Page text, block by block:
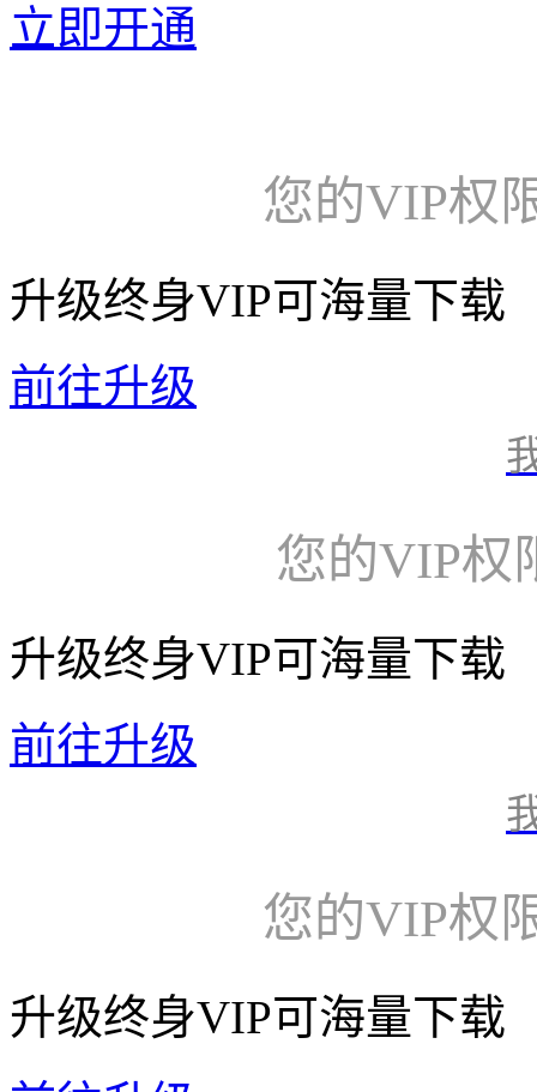
立即开通
您的VIP权
升级终身VIP可海量下载
前往升级
您的VIP权
升级终身VIP可海量下载
前往升级
您的VIP权
升级终身VIP可海量下载